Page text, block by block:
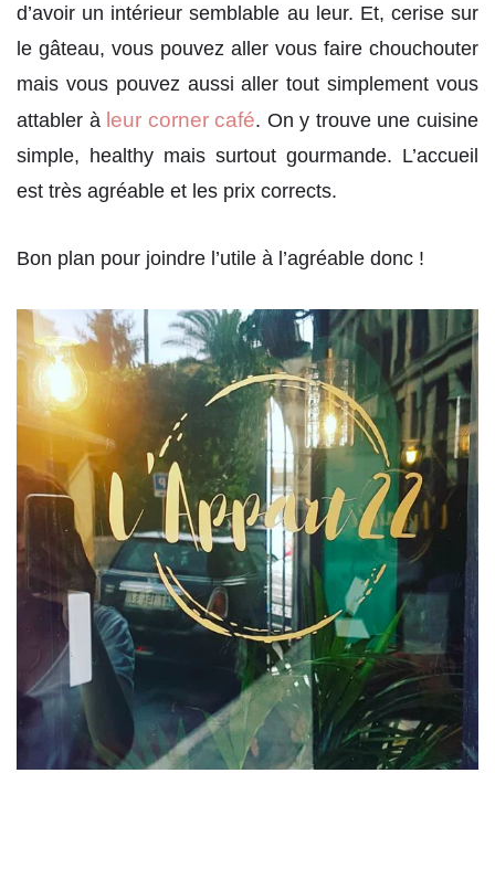
d’avoir un intérieur semblable au leur. Et, cerise sur
le gâteau, vous pouvez aller vous faire chouchouter
mais vous pouvez aussi aller tout simplement vous
attabler à leur corner café. On y trouve une cuisine
simple, healthy mais surtout gourmande. L’accueil
est très agréable et les prix corrects.
Bon plan pour joindre l’utile à l’agréable donc !